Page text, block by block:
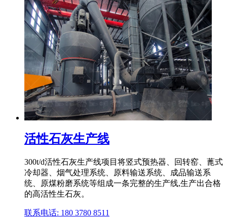
活性石灰生产线
300t/d活性石灰生产线项目将竖式预热器、回转窑、蓖式
冷却器、烟气处理系统、原料输送系统、成品输送系
统、原煤粉磨系统等组成一条完整的生产线,生产出合格
的高活性生石灰。
联系电话: 180 3780 8511